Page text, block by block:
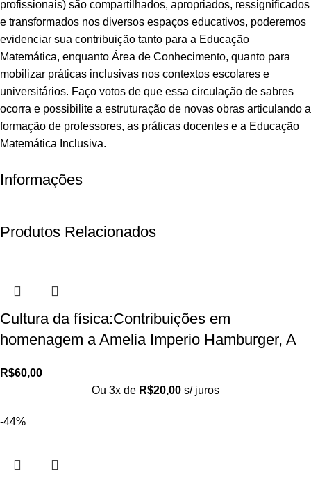
profissionais) são compartilhados, apropriados, ressignificados
e transformados nos diversos espaços educativos, poderemos
evidenciar sua contribuição tanto para a Educação
Matemática, enquanto Área de Conhecimento, quanto para
mobilizar práticas inclusivas nos contextos escolares e
universitários. Faço votos de que essa circulação de sabres
ocorra e possibilite a estruturação de novas obras articulando a
formação de professores, as práticas docentes e a Educação
Matemática Inclusiva.
Informações
Produtos Relacionados
Cultura da física:Contribuições em
homenagem a Amelia Imperio Hamburger, A
R$60,00
Ou 3x de R$20,00 s/ juros
-44%